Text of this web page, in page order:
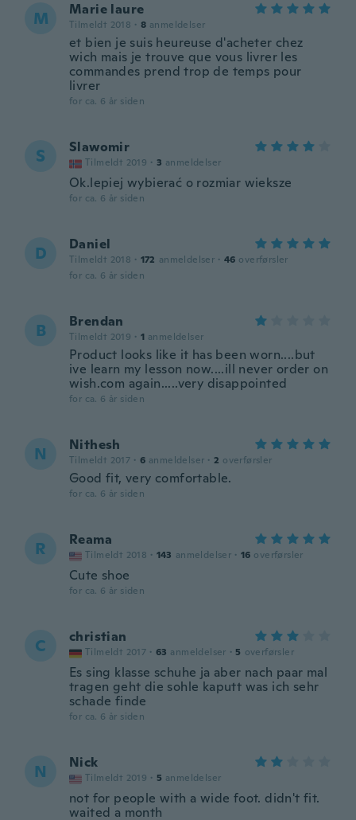
M Marie laure
Tilmeldt 2018 · 8 anmeldelser
et bien je suis heureuse d'acheter chez
wich mais je trouve que vous livrer les
commandes prend trop de temps pour
livrer
for ca. 6 år siden
S Slawomir
Tilmeldt 2019 · 3 anmeldelser
Ok.lepiej wybierać o rozmiar wieksze
for ca. 6 år siden
D Daniel
Tilmeldt 2018 · 172 anmeldelser · 46 overførsler
for ca. 6 år siden
B Brendan
Tilmeldt 2019 · 1 anmeldelser
Product looks like it has been worn....but
ive learn my lesson now....ill never order on
wish.com again.....very disappointed
for ca. 6 år siden
N Nithesh
Tilmeldt 2017 · 6 anmeldelser · 2 overførsler
Good fit, very comfortable.
for ca. 6 år siden
R Reama
Tilmeldt 2018 · 143 anmeldelser · 16 overførsler
Cute shoe
for ca. 6 år siden
C christian
Tilmeldt 2017 · 63 anmeldelser · 5 overførsler
Es sing klasse schuhe ja aber nach paar mal
tragen geht die sohle kaputt was ich sehr
schade finde
for ca. 6 år siden
N Nick
Tilmeldt 2019 · 5 anmeldelser
not for people with a wide foot. didn't fit.
waited a month